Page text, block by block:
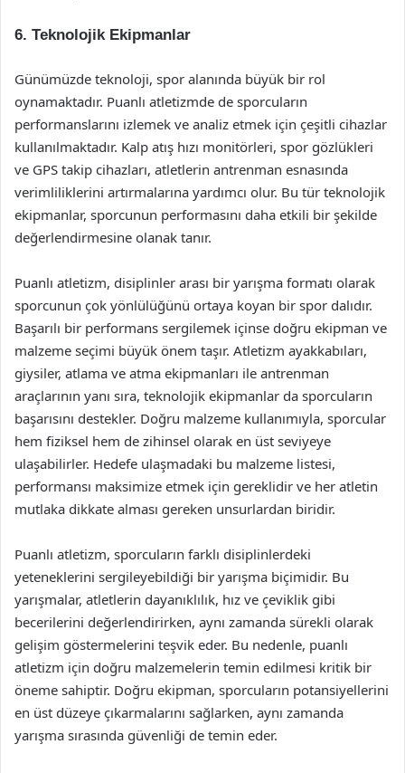
6. Teknolojik Ekipmanlar
Günümüzde teknoloji, spor alanında büyük bir rol
oynamaktadır. Puanlı atletizmde de sporcuların
performanslarını izlemek ve analiz etmek için çeşitli cihazlar
kullanılmaktadır. Kalp atış hızı monitörleri, spor gözlükleri
ve GPS takip cihazları, atletlerin antrenman esnasında
verimliliklerini artırmalarına yardımcı olur. Bu tür teknolojik
ekipmanlar, sporcunun performasını daha etkili bir şekilde
değerlendirmesine olanak tanır.
Puanlı atletizm, disiplinler arası bir yarışma formatı olarak
sporcunun çok yönlülüğünü ortaya koyan bir spor dalıdır.
Başarılı bir performans sergilemek içinse doğru ekipman ve
malzeme seçimi büyük önem taşır. Atletizm ayakkabıları,
giysiler, atlama ve atma ekipmanları ile antrenman
araçlarının yanı sıra, teknolojik ekipmanlar da sporcuların
başarısını destekler. Doğru malzeme kullanımıyla, sporcular
hem fiziksel hem de zihinsel olarak en üst seviyeye
ulaşabilirler. Hedefe ulaşmadaki bu malzeme listesi,
performansı maksimize etmek için gereklidir ve her atletin
mutlaka dikkate alması gereken unsurlardan biridir.
Puanlı atletizm, sporcuların farklı disiplinlerdeki
yeteneklerini sergileyebildiği bir yarışma biçimidir. Bu
yarışmalar, atletlerin dayanıklılık, hız ve çeviklik gibi
becerilerini değerlendirirken, aynı zamanda sürekli olarak
gelişim göstermelerini teşvik eder. Bu nedenle, puanlı
atletizm için doğru malzemelerin temin edilmesi kritik bir
öneme sahiptir. Doğru ekipman, sporcuların potansiyellerini
en üst düzeye çıkarmalarını sağlarken, aynı zamanda
yarışma sırasında güvenliği de temin eder.